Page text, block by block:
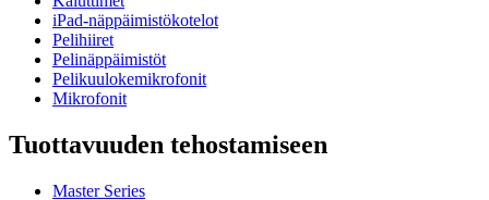
iPad-näppäimistökotelot
Pelihiiret
Pelinäppäimistöt
Pelikuulokemikrofonit
Mikrofonit
Tuottavuuden tehostamiseen
Master Series